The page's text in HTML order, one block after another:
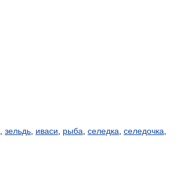
зельдь иваси рыба селедка селедочка